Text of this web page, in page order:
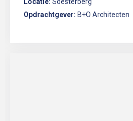
Locatie: Soesterberg
Opdrachtgever: B+O Architecten